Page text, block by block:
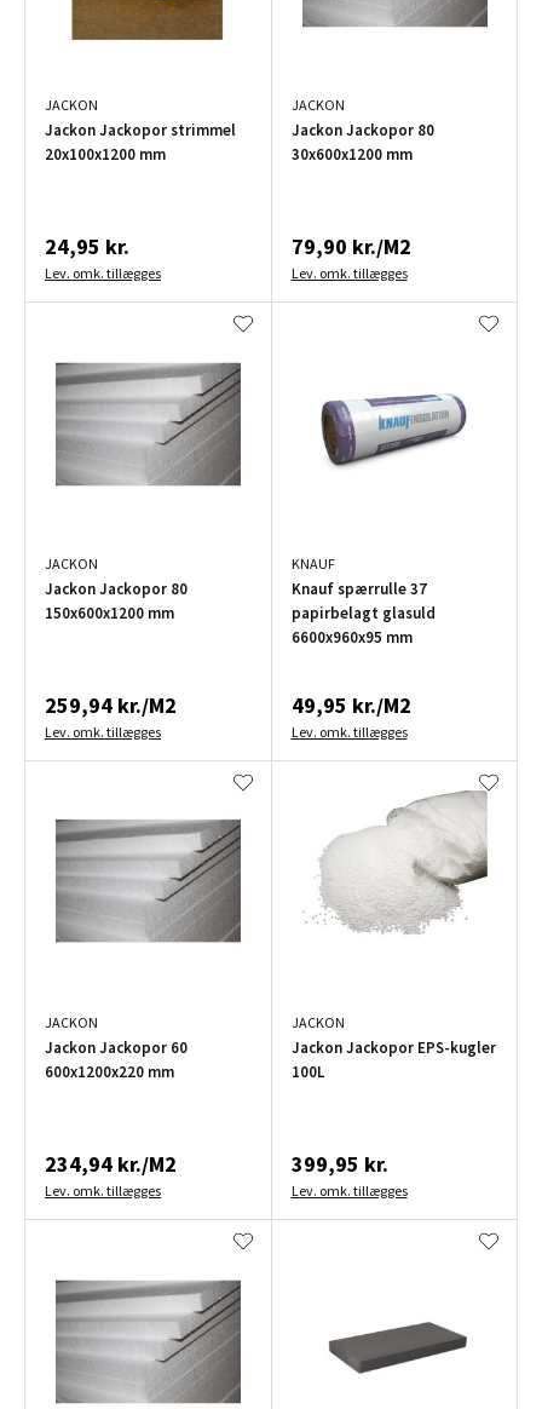
JACKON
Jackon Jackopor strimmel
20x100x1200 mm
24,95 kr.
Lev. omk. tillægges
JACKON
Jackon Jackopor 80
30x600x1200 mm
79,90 kr./M2
Lev. omk. tillægges
JACKON
Jackon Jackopor 80
150x600x1200 mm
259,94 kr./M2
Lev. omk. tillægges
KNAUF
Knauf spærrulle 37
papirbelagt glasuld
6600x960x95 mm
49,95 kr./M2
Lev. omk. tillægges
JACKON
Jackon Jackopor 60
600x1200x220 mm
234,94 kr./M2
Lev. omk. tillægges
JACKON
Jackon Jackopor EPS-kugler
100L
399,95 kr.
Lev. omk. tillægges